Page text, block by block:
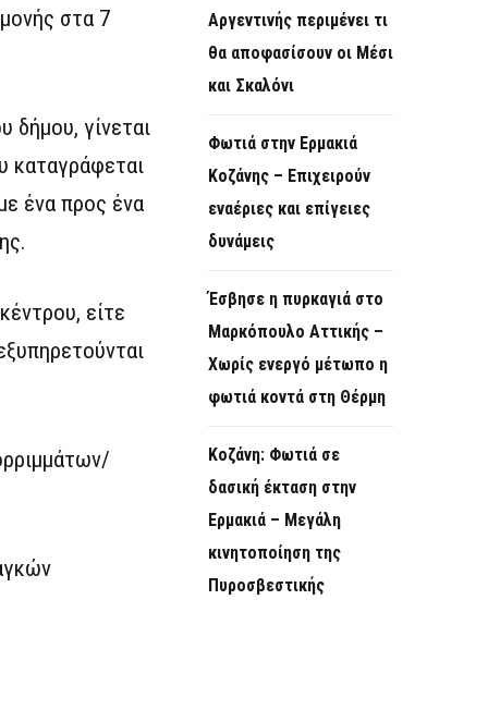
στα 7
δήμου, γίνεται
καταγράφεται
ένα προς ένα
είτε
Αργεντινής περιμένει τι
θα αποφασίσουν οι Μέσι
και Σκαλόνι
Φωτιά στην Ερμακιά
Κοζάνης – Επιχειρούν
εναέριες και επίγειες
δυνάμεις
Έσβησε η πυρκαγιά στο
Μαρκόπουλο Αττικής –
Χωρίς ενεργό μέτωπο η
φωτιά κοντά στη Θέρμη
Κοζάνη: Φωτιά σε
δασική έκταση στην
Ερμακιά – Μεγάλη
κινητοποίηση της
Πυροσβεστικής